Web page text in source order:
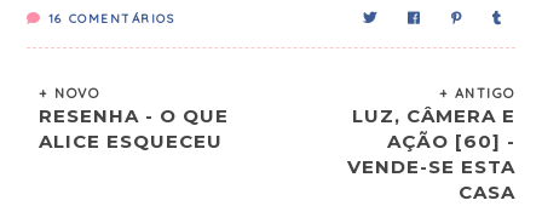
16 COMENTÁRIOS
+ NOVO
RESENHA - O QUE
ALICE ESQUECEU
+ ANTIGO
LUZ, CÂMERA E
AÇÃO [60] -
VENDE-SE ESTA
CASA